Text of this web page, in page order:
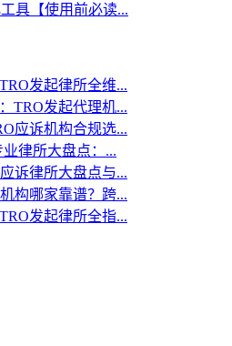
具【使用前必读...
发起律所全维...
TRO发起代理机...
应诉机构合规选...
律所大盘点：...
诉律所大盘点与...
构哪家靠谱？跨...
发起律所全指...